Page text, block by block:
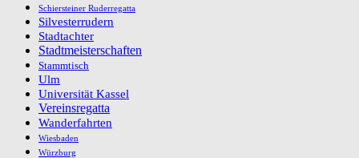
Schiersteiner Ruderregatta
Silvesterrudern
Stadtachter
Stadtmeisterschaften
Stammtisch
Ulm
Universität Kassel
Vereinsregatta
Wanderfahrten
Wiesbaden
Würzburg